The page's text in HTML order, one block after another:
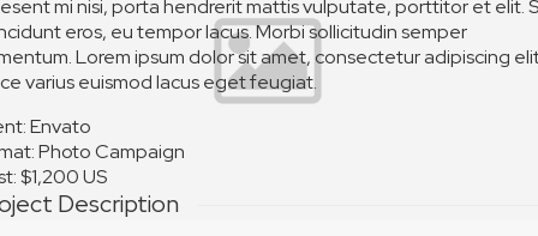
mi nisi, porta hendrerit mattis vulputate, porttitor et elit.
eros, eu tempor lacus. Morbi sollicitudin semper
Lorem ipsum dolor sit amet, consectetur adipiscing
varius euismod lacus eget feugiat.
Envato
Photo Campaign
$1,200 US
Description